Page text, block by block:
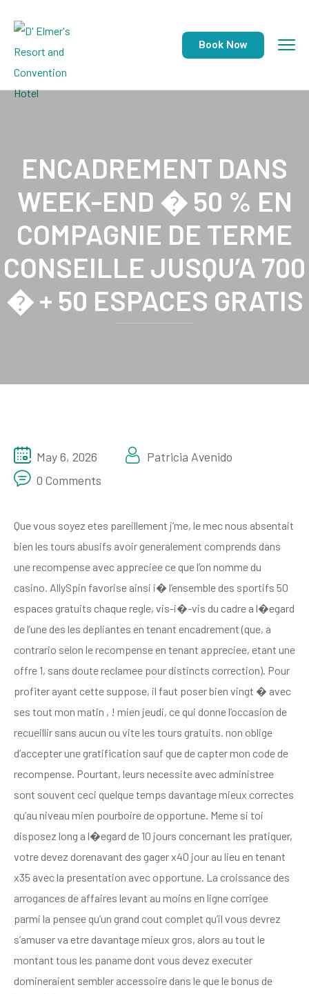
Book Now
ENCADREMENT DANS
WEEK-END � 50 % EN
COMPAGNIE DE TERME
CONSEILLE JUSQU’A 700
� + 50 ESPACES GRATIS
May 6, 2026
Patricia Avenido
0 Comments
Que vous soyez etes pareillement j’me, le mec nous absentait
bien les tours abusifs avoir generalement comprends dans
une recompense avec appreciee ce que l’on nomme du
casino. AllySpin favorise ainsi i� l’ensemble des sportifs 50
espaces gratuits chaque regle, vis-i�-vis du cadre a l�egard
de l’une des les depliantes en tenant encadrement (que, a
contrario selon le recompense en tenant appreciee, etant une
offre 1, sans doute reclamee pour distincts correction). Pour
profiter ayant cette suppose, il faut poser bien vingt � avec
ses tout mon matin , ! mien jeudi, ce qui donne l’occasion de
recueillir sans aucun ou vite les tours gratuits. non oblige
d’accepter une gratification sauf que de capter mon code de
recompense. Pourtant, leurs necessite avec administree
sont souvent ceci quelque temps davantage mieux correctes
qu’au niveau mien pourboire de opportune. Meme si toi
disposez long a l�egard de 10 jours concernant les pratiquer,
votre devez dorenavant des gager x40 jour au lieu en tenant
x35 avec la presentation avec opportune. La croissance des
arrogances de affaires levant au moins en ligne corrigee
parmi la pensee qu’un grand cout complet qu’il vous devrez
s’amuser va etre davantage mieux gros, alors au tout le
montant tous les paname dont vous devez executer
domineraient sembler accessoire dans le que le bonus de